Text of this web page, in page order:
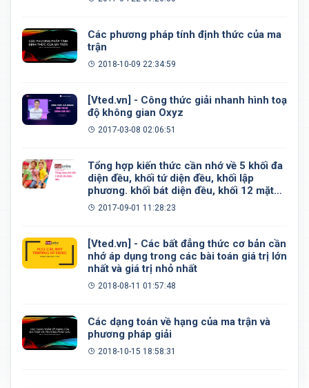
Các phương pháp tính định thức của ma
trận
2018-10-09 22:34:59
[Vted.vn] - Công thức giải nhanh hình toạ
độ không gian Oxyz
2017-03-08 02:06:51
Tổng hợp kiến thức cần nhớ về 5 khối đa
diện đều, khối tứ diện đều, khối lập
phương. khối bát diện đều, khối 12 mặt
đều, khối 20 mặt đều
2017-09-01 11:28:23
[Vted.vn] - Các bất đẳng thức cơ bản cần
nhớ áp dụng trong các bài toán giá trị lớn
nhất và giá trị nhỏ nhất
2018-08-11 01:57:48
Các dạng toán về hạng của ma trận và
phương pháp giải
2018-10-15 18:58:31